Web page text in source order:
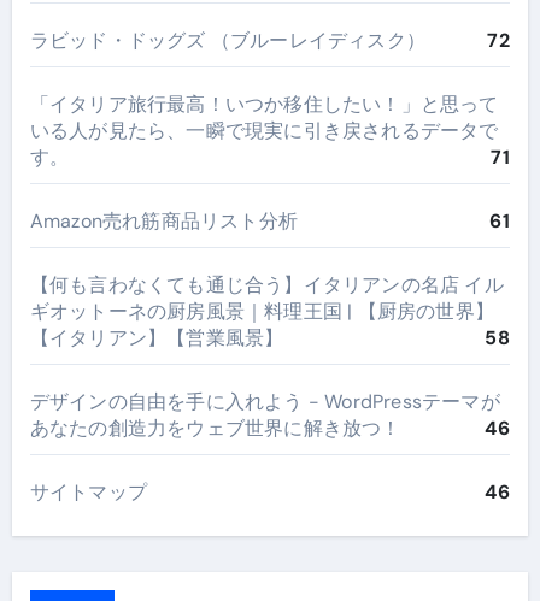
ラビッド・ドッグズ （ブルーレイディスク） 72
​「イタリア旅行最高！いつか移住したい！」と思って
いる人が見たら、一瞬で現実に引き戻されるデータで
す。
71
Amazon売れ筋商品リスト分析 61
【何も言わなくても通じ合う】イタリアンの名店 イル
ギオットーネの厨房風景｜料理王国 | 【厨房の世界】
【イタリアン】【営業風景】
58
デザインの自由を手に入れよう - WordPressテーマが
あなたの創造力をウェブ世界に解き放つ！
46
サイトマップ 46